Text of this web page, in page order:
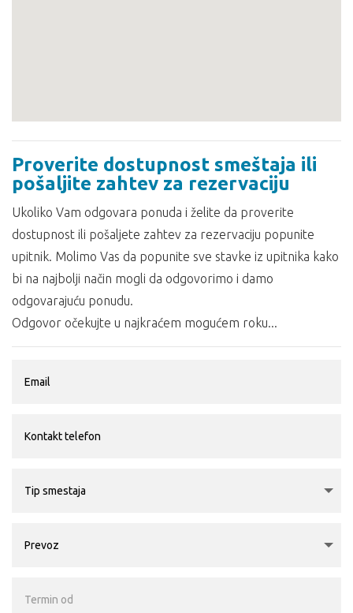
Proverite dostupnost smeštaja ili
pošaljite zahtev za rezervaciju
Ukoliko Vam odgovara ponuda i želite da proverite
dostupnost ili pošaljete zahtev za rezervaciju popunite
upitnik. Molimo Vas da popunite sve stavke iz upitnika kako
bi na najbolji način mogli da odgovorimo i damo
odgovarajuću ponudu.
Odgovor očekujte u najkraćem mogućem roku...